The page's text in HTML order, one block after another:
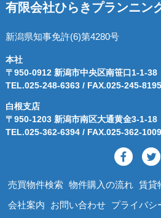
有限会社ひらきプランニン
新潟県知事免許(6)第4280号
本社
〒950-0912 新潟市中央区南笹口1-1-38
TEL.025-248-6363 / FAX.025-245-8195
白根支店
〒950-1203 新潟市南区大通黄金3-1-18
TEL.025-362-6394 / FAX.025-362-1009
売買物件検索 物件購入の流れ 賃貸
会社案内
お問い合わせ プライバシ